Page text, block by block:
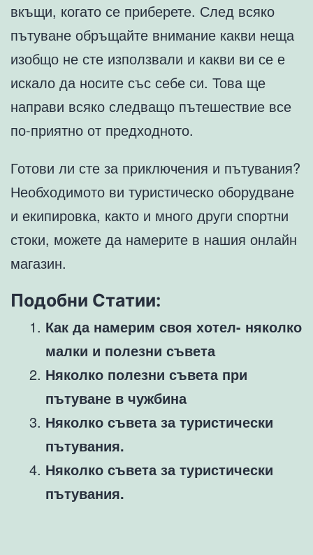
вкъщи, когато се приберете. След всяко
пътуване обръщайте внимание какви неща
изобщо не сте използвали и какви ви се е
искало да носите със себе си. Това ще
направи всяко следващо пътешествие все
по-приятно от предходното.
Готови ли сте за приключения и пътувания?
Необходимото ви туристическо оборудване
и екипировка, както и много други спортни
стоки, можете да намерите в нашия онлайн
магазин.
Подобни Статии:
Как да намерим своя хотел- няколко
малки и полезни съвета
Няколко полезни съвета при
пътуване в чужбина
Няколко съвета за туристически
пътувания.
Няколко съвета за туристически
пътувания.